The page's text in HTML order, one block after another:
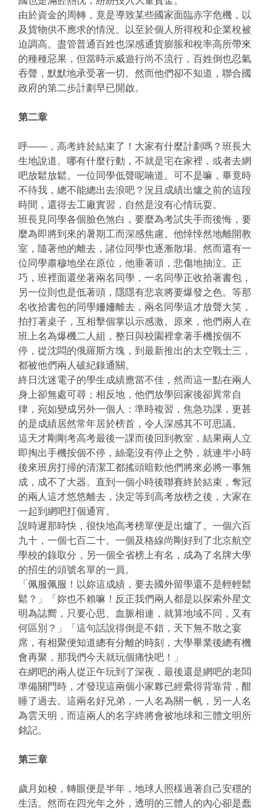
由於資金的周轉，竟是導致某些國家面臨赤字危機，以
及貨物供不應求的情況。以至於個人所得稅和企業稅被
迫調高。盡管普通百姓也深感通貨膨脹和稅率高所帶來
的種種惡果，但當時示威遊行尚不流行，百姓倒也忍氣
吞聲，默默地承受著一切。然而他們卻不知道，聯合國
政府的第二步計劃早已開啟。
第二章
呼——，高考終於結束了！大家有什麼計劃嗎？班長大
生地說道。哪有什麼行動，不就是宅在家裡，或者去網
吧放鬆放鬆。一位同學低聲呢喃道。可不是嘛，畢竟時
不待我，總不能總出去浪吧？況且成績出爐之前的這段
時間，還得去工廠實習，自然是沒有心情玩耍。
班長見同學各個臉色煞白，要麼為考試失手而後悔，要
麼為即將到來的暑期工而深感焦慮。他悻悻然地離開教
室，隨著他的離去，諸位同學也逐漸散場。然而還有一
位同學肅穆地坐在原位，他垂著頭，悲傷地抽泣。正
巧，班裡面還坐著兩名同學，一名同學正收拾著書包，
另一位則也是低著頭，隱隱有悲哀將要爆發之色。等那
名收拾書包的同學姍姍離去，兩名同學這才放聲大笑，
拍打著桌子，互相擊個掌以示感激。原來，他們兩人在
班上名為爆機二人組，整日與校園裡拿著手機按個不
停，從沈悶的俄羅斯方塊，到最新推出的太空戰士三，
都被他們兩人破紀錄通關。
終日沈迷電子的學生成績應當不佳，然而這一點在兩人
身上卻無處可尋；相反地，他們放學回家後卻異常自
律，宛如變成另外一個人：準時複習，焦急功課，更甚
的是成績居然常年居於榜首，令人深感其不可思議。
這天才剛剛考高考最後一課而後回到教室，結果兩人立
即掏出手機按個不停，絲毫沒有停止之勢，就連半小時
後來班房打掃的清潔工都搖頭暗歎他們將來必將一事無
成，成不了大器。直到一個小時後聯賽終於結束，奪冠
的兩人這才悠悠離去，決定等到高考放榜之後，大家在
一起到網吧打個通宵。
說時遲那時快，很快地高考榜單便是出爐了。一個六百
九十，一個七百二十。一個及格線尚剛好到了北京航空
學校的錄取分，另一個全省榜上有名，成為了名牌大學
的招生的頭號名單的一員。
「佩服佩服！以妳這成績，要去國外留學還不是輕輕鬆
鬆？」「妳也不賴嘛！反正我們兩人都是以探索外星文
明為誌嚮，只要心思、血脈相連，就算地域不同，又有
何區別？」「這句話說得倒是不錯，天下無不散之宴
席，有相聚便知道總有分離的時刻，大學畢業後總有機
會再聚，那我們今天就玩個痛快吧！」
在網吧的兩人從正午玩到了深夜，最後還是網吧的老闆
準備關門時，才發現這兩個小家夥已經纍得背靠背，酣
睡了過去。這兩名好兄弟，一人名為關一帆，另一人名
為雲天明，而這兩人的名字終將會被地球和三體文明所
銘記。
第三章
歲月如梭，轉眼便是半年，地球人照樣過著自己安穩的
生活。然而在四光年之外，透明的三體人的內心卻是蠢